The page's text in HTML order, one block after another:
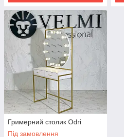
Гримерний столик Odri
Під замовлення